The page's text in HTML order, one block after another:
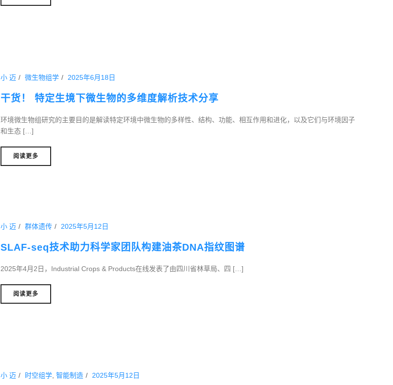
小 迈 微生物组学 2025年6月18日
干货！ 特定生境下微生物的多维度解析技术分享
环境微生物组研究的主要目的是解读特定环境中微生物的多样性、结构、功能、相互作用和进化，以及它们与环境因子
和生态 […]
阅读更多
小 迈 群体遗传 2025年5月12日
SLAF-seq技术助力科学家团队构建油茶DNA指纹图谱
2025年4月2日，Industrial Crops & Products在线发表了由四川省林草局、四 […]
阅读更多
小 迈 时空组学 ,智能制造 2025年5月12日